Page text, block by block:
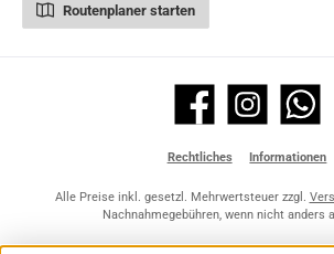
Routenplaner starten
Facebook Instagram WhatsApp
Rechtliches Informationen
Alle Preise inkl. gesetzl. Mehrwertsteuer zzgl.
Nachnahmegebühren, wenn nicht anders